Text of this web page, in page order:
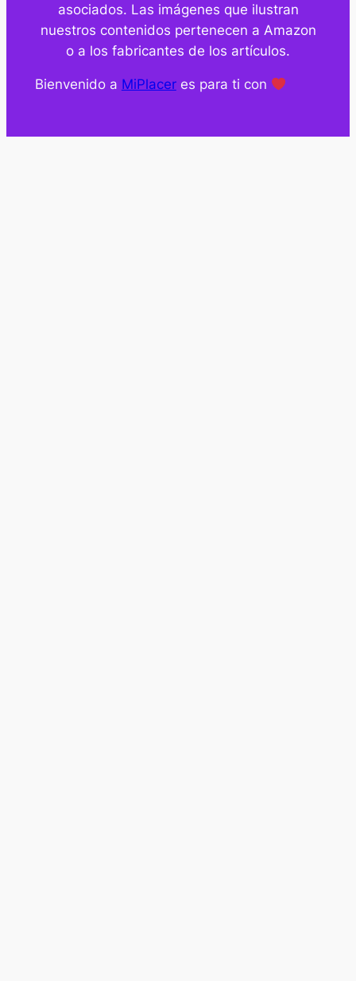
asociados. Las imágenes que ilustran
nuestros contenidos pertenecen a Amazon
o a los fabricantes de los artículos.
Bienvenido a MiPlaceres para ti con